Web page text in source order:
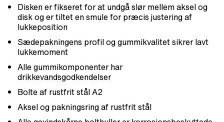
Disken er fikseret for at undgå slør mellem aksel og
disk og er tiltet en smule for præcis justering af
lukkeposition
Sædepakningens profil og gummikvalitet sikrer lavt
lukkemoment
Alle gummikomponenter har
drikkevandsgodkendelser
Bolte af rustfrit stål A2
Aksel og pakningsring af rustfrit stål